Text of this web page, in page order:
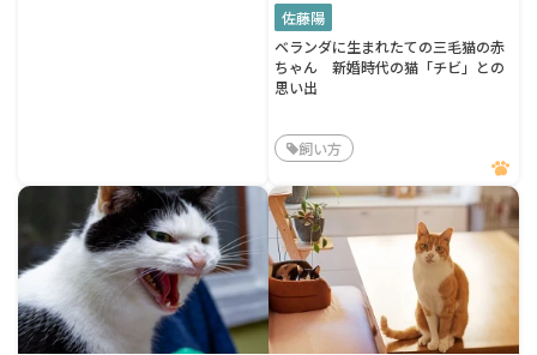
佐藤陽
ベランダに生まれたての三毛猫の赤
ちゃん 新婚時代の猫「チビ」との
思い出
飼い方